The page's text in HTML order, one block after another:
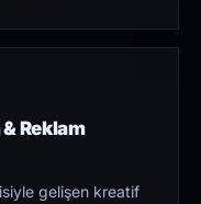
Reklam
gelişen kreatif